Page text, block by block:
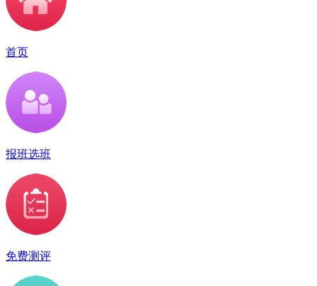
首页
报班选班
免费测评